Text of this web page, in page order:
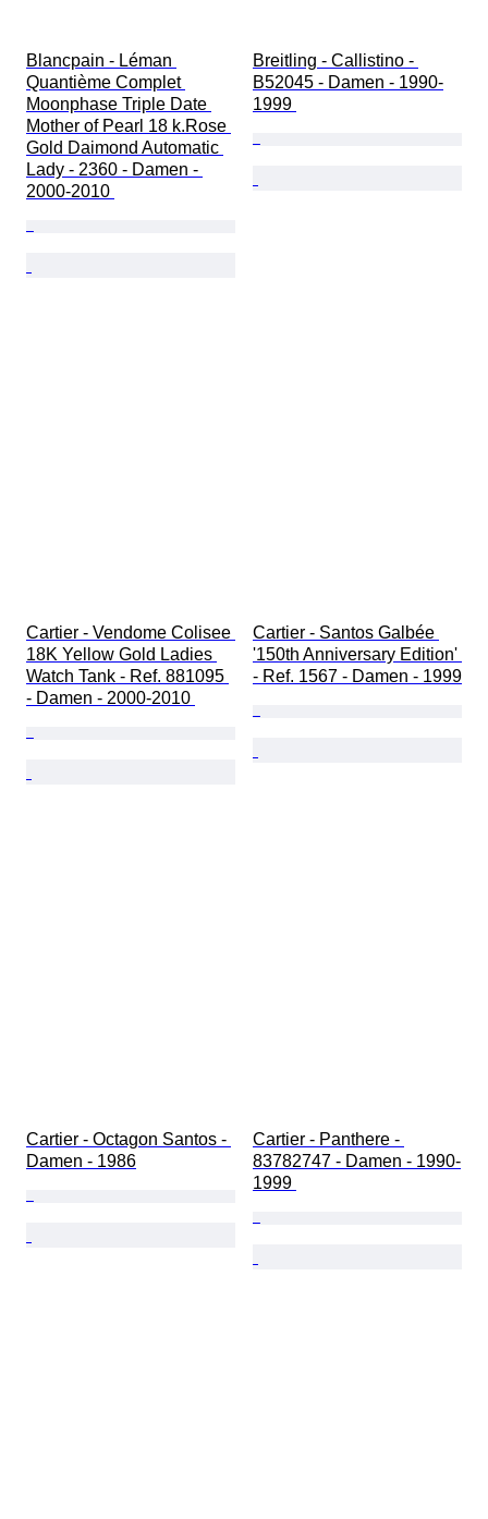
Blancpain - Léman
Quantième Complet
Moonphase Triple Date
Mother of Pearl 18 k.Rose
Gold Daimond Automatic
Lady - 2360 - Damen -
2000-2010
Breitling - Callistino -
B52045 - Damen - 1990-
1999
Cartier - Vendome Colisee
18K Yellow Gold Ladies
Watch Tank - Ref. 881095
- Damen - 2000-2010
Cartier - Santos Galbée
'150th Anniversary Edition'
- Ref. 1567 - Damen - 1999
Cartier - Octagon Santos -
Damen - 1986
Cartier - Panthere -
83782747 - Damen - 1990-
1999